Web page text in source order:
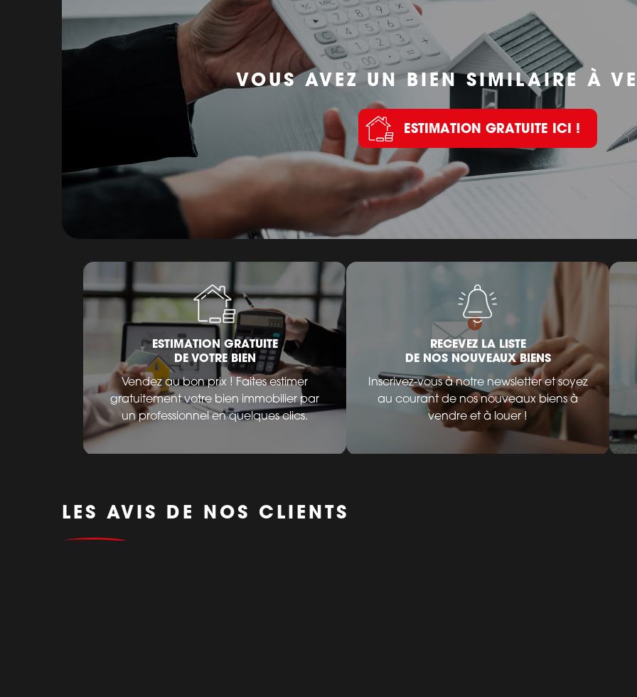
VOUS AVEZ UN BIEN SIMILAIRE À
ESTIMATION GRATUITE ICI !
ESTIMATION GRATUITE
DE VOTRE BIEN
Vendez au bon prix ! Faites estimer
gratuitement votre bien immobilier par
un professionnel en quelques clics.
RECEVEZ LA LISTE
DE NOS NOUVEAUX BIENS
Inscrivez-vous à notre newsletter et soyez
au courant de nos nouveaux biens à
vendre et à louer !
LES AVIS DE NOS CLIENTS